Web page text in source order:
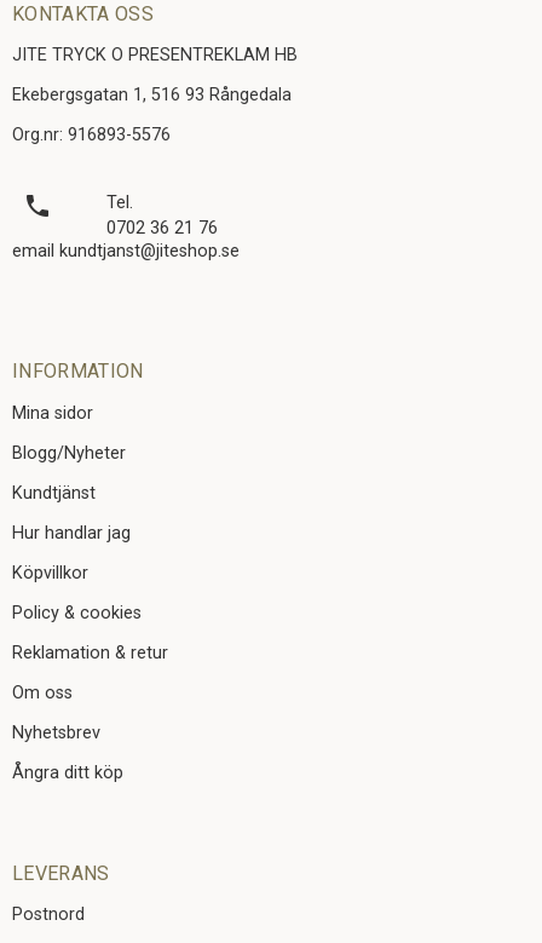
KONTAKTA OSS
JITE TRYCK O PRESENTREKLAM HB
Ekebergsgatan 1, 516 93 Rångedala
Org.nr: 916893-5576
local_phone
Tel.
0702 36 21 76
email kundtjanst@jiteshop.se
INFORMATION
Mina sidor
Blogg/Nyheter
Kundtjänst
Hur handlar jag
Köpvillkor
Policy & cookies
Reklamation & retur
Om oss
Nyhetsbrev
Ångra ditt köp
LEVERANS
Postnord